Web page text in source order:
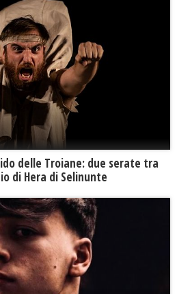
delle Troiane: due serate tra
di Hera di Selinunte